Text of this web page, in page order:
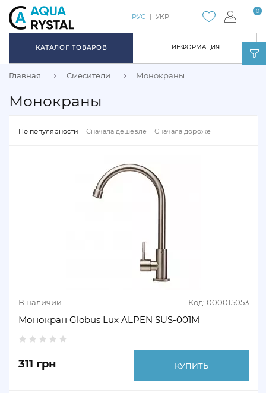
ИНФОРМАЦИЯ
0
РУС УКР
КАТАЛОГ ТОВАРОВ
Главная Смесители Монокраны
Монокраны
По популярности Сначала дешевле Сначала дороже
В наличии Код: 000015053
Монокран Globus Lux ALPEN SUS-001M
311 грн КУПИТЬ